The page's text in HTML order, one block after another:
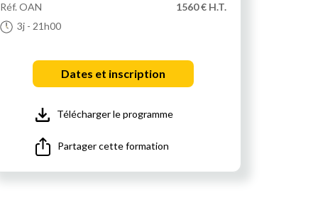
Réf. OAN
3j - 21h00
1560 € H.T.
Dates et inscription
Télécharger le programme
Partager cette formation